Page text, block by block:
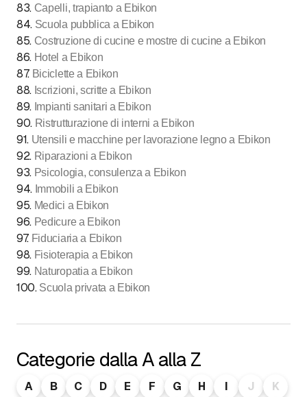
83. Capelli, trapianto a Ebikon
84. Scuola pubblica a Ebikon
85. Costruzione di cucine e mostre di cucine a Ebikon
86. Hotel a Ebikon
87. Biciclette a Ebikon
88. Iscrizioni, scritte a Ebikon
89. Impianti sanitari a Ebikon
90. Ristrutturazione di interni a Ebikon
91. Utensili e macchine per lavorazione legno a Ebikon
92. Riparazioni a Ebikon
93. Psicologia, consulenza a Ebikon
94. Immobili a Ebikon
95. Medici a Ebikon
96. Pedicure a Ebikon
97. Fiduciaria a Ebikon
98. Fisioterapia a Ebikon
99. Naturopatia a Ebikon
100. Scuola privata a Ebikon
Categorie dalla A alla Z
A B C D E F G H I J K